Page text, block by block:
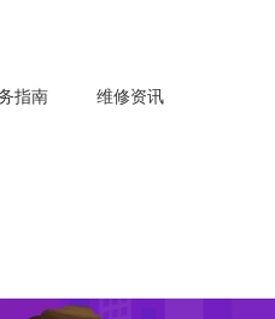
指南 维修资讯